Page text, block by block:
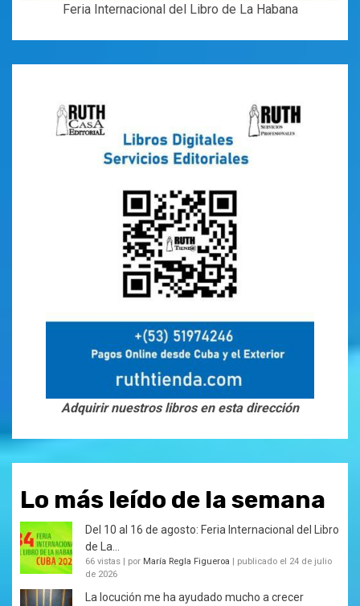
Feria Internacional del Libro de La Habana
Adquirir nuestros libros en esta dirección
Lo más leído de la semana
Del 10 al 16 de agosto: Feria Internacional del Libro
de La...
66 vistas | por María Regla Figueroa | publicado el 24 de julio
de 2026
La locución me ha ayudado mucho a crecer